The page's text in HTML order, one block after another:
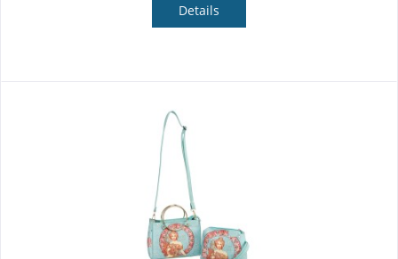
Details